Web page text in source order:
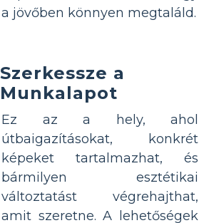
a jövőben könnyen megtaláld.
Szerkessze a
Munkalapot
Ez az a hely, ahol
útbaigazításokat, konkrét
képeket tartalmazhat, és
bármilyen esztétikai
változtatást végrehajthat,
amit szeretne. A lehetőségek